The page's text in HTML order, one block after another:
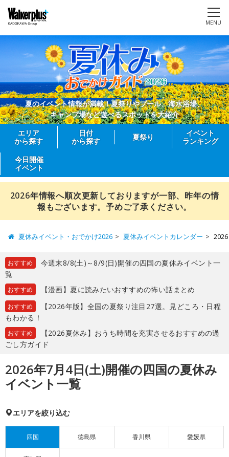
MENU
夏のイベント情報が満載！夏祭りやプール、海水浴場、
キャンプ場など遊べるスポットを大紹介
エリア
から探す
日付
から探す
夏祭り
イベント
ランキング
今日開催
イベント
2026年情報へ順次更新しておりますが一部、昨年の情
報もございます。予めご了承ください。
夏休みイベント・おでかけ2026 夏休みイベントカレンダー
おすすめ
今週末8/8(土)～8/9(日)開催の四国の夏休みイベント一
覧
おすすめ 【漫画】夏に読みたいおすすめの怖い話まとめ
おすすめ
【2026年版】全国の夏祭り注目27選。見どころ・日程
もわかる！
おすすめ
【2026夏休み】おうち時間を充実させるおすすめの過
ごし方ガイド
2026年7月4日(土)開催の四国の夏休み
イベント一覧
エリアを絞り込む
四国 徳島県 香川県 愛媛県